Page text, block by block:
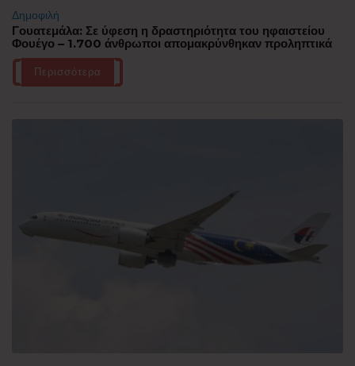
Δημοφιλή
Γουατεμάλα: Σε ύφεση η δραστηριότητα του ηφαιστείου
Φουέγο – 1.700 άνθρωποι απομακρύνθηκαν προληπτικά
Περισσότερα